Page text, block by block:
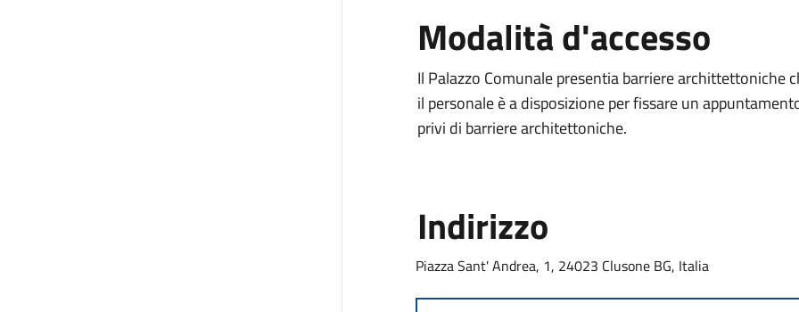
Modalità d'accesso
Il Palazzo Comunale presentia barriere archittettoniche
il personale è a disposizione per fissare un
privi di barriere architettoniche.
Indirizzo
Piazza Sant' Andrea, 1, 24023 Clusone BG, Italia